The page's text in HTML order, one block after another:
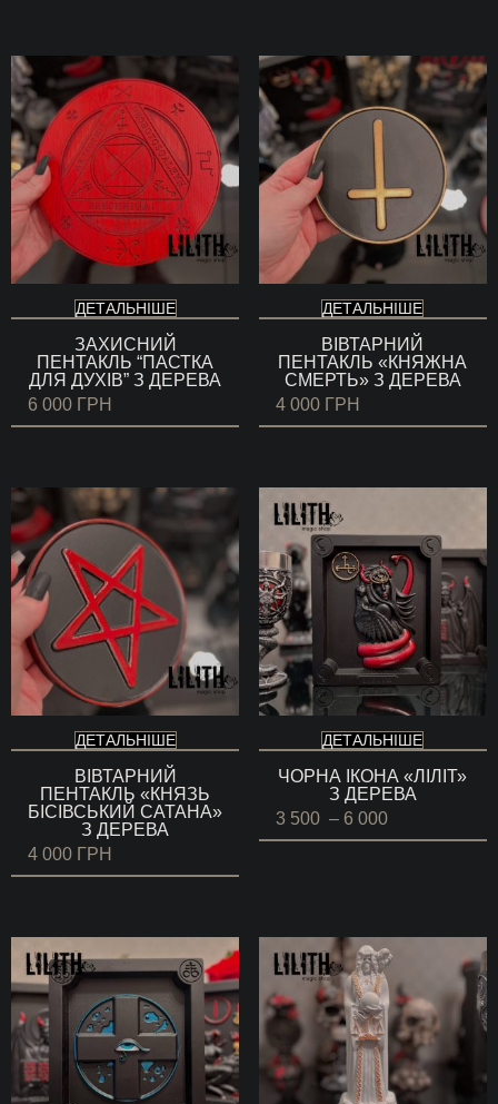
до
6
000 ГРН
ДЕТАЛЬНІШЕ
ЗАХИСНИЙ
ПЕНТАКЛЬ “ПАСТКА
ДЛЯ ДУХІВ” З ДЕРЕВА
6 000 ГРН
ДЕТАЛЬНІШЕ
ВІВТАРНИЙ
ПЕНТАКЛЬ «КНЯЖНА
СМЕРТЬ» З ДЕРЕВА
4 000 ГРН
ДЕТАЛЬНІШЕ
ВІВТАРНИЙ
ПЕНТАКЛЬ «КНЯЗЬ
БІСІВСЬКИЙ САТАНА»
З ДЕРЕВА
4 000 ГРН
ДЕТАЛЬНІШЕ
ЧОРНА ІКОНА «ЛІЛІТ»
З ДЕРЕВА
3 500 – 6 000
цін:
000 ГРН